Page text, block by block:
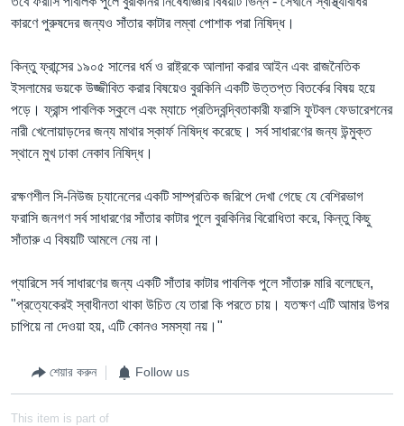
কারণে পুরুষদের জন্যও সাঁতার কাটার লম্বা পোশাক পরা নিষিদ্ধ।
কিন্তু ফ্রান্সের ১৯০৫ সালের ধর্ম ও রাষ্ট্রকে আলাদা করার আইন এবং রাজনৈতিক
ইসলামের ভয়কে উজ্জীবিত করার বিষয়েও বুরকিনি একটি উত্তপ্ত বিতর্কের বিষয় হয়ে
পড়ে। ফ্রান্স পাবলিক স্কুলে এবং ম্যাচে প্রতিদ্বন্দ্বিতাকারী ফরাসি ফুটবল ফেডারেশনের
নারী খেলোয়াড়দের জন্য মাথার স্কার্ফ নিষিদ্ধ করেছে। সর্ব সাধারণের জন্য উন্মুক্ত
স্থানে মুখ ঢাকা নেকাব নিষিদ্ধ।
রক্ষণশীল সি-নিউজ চ্যানেলের একটি সাম্প্রতিক জরিপে দেখা গেছে যে বেশিরভাগ
ফরাসি জনগণ সর্ব সাধারণের সাঁতার কাটার পুলে বুরকিনির বিরোধিতা করে, কিন্তু কিছু
সাঁতারু এ বিষয়টি আমলে নেয় না।
প্যারিসে সর্ব সাধারণের জন্য একটি সাঁতার কাটার পাবলিক পুলে সাঁতারু মারি বলেছেন,
"প্রত্যেকেরই স্বাধীনতা থাকা উচিত যে তারা কি পরতে চায়। যতক্ষণ এটি আমার উপর
চাপিয়ে না দেওয়া হয়, এটি কোনও সমস্যা নয়।"
শেয়ার করুন Follow us
This item is part of